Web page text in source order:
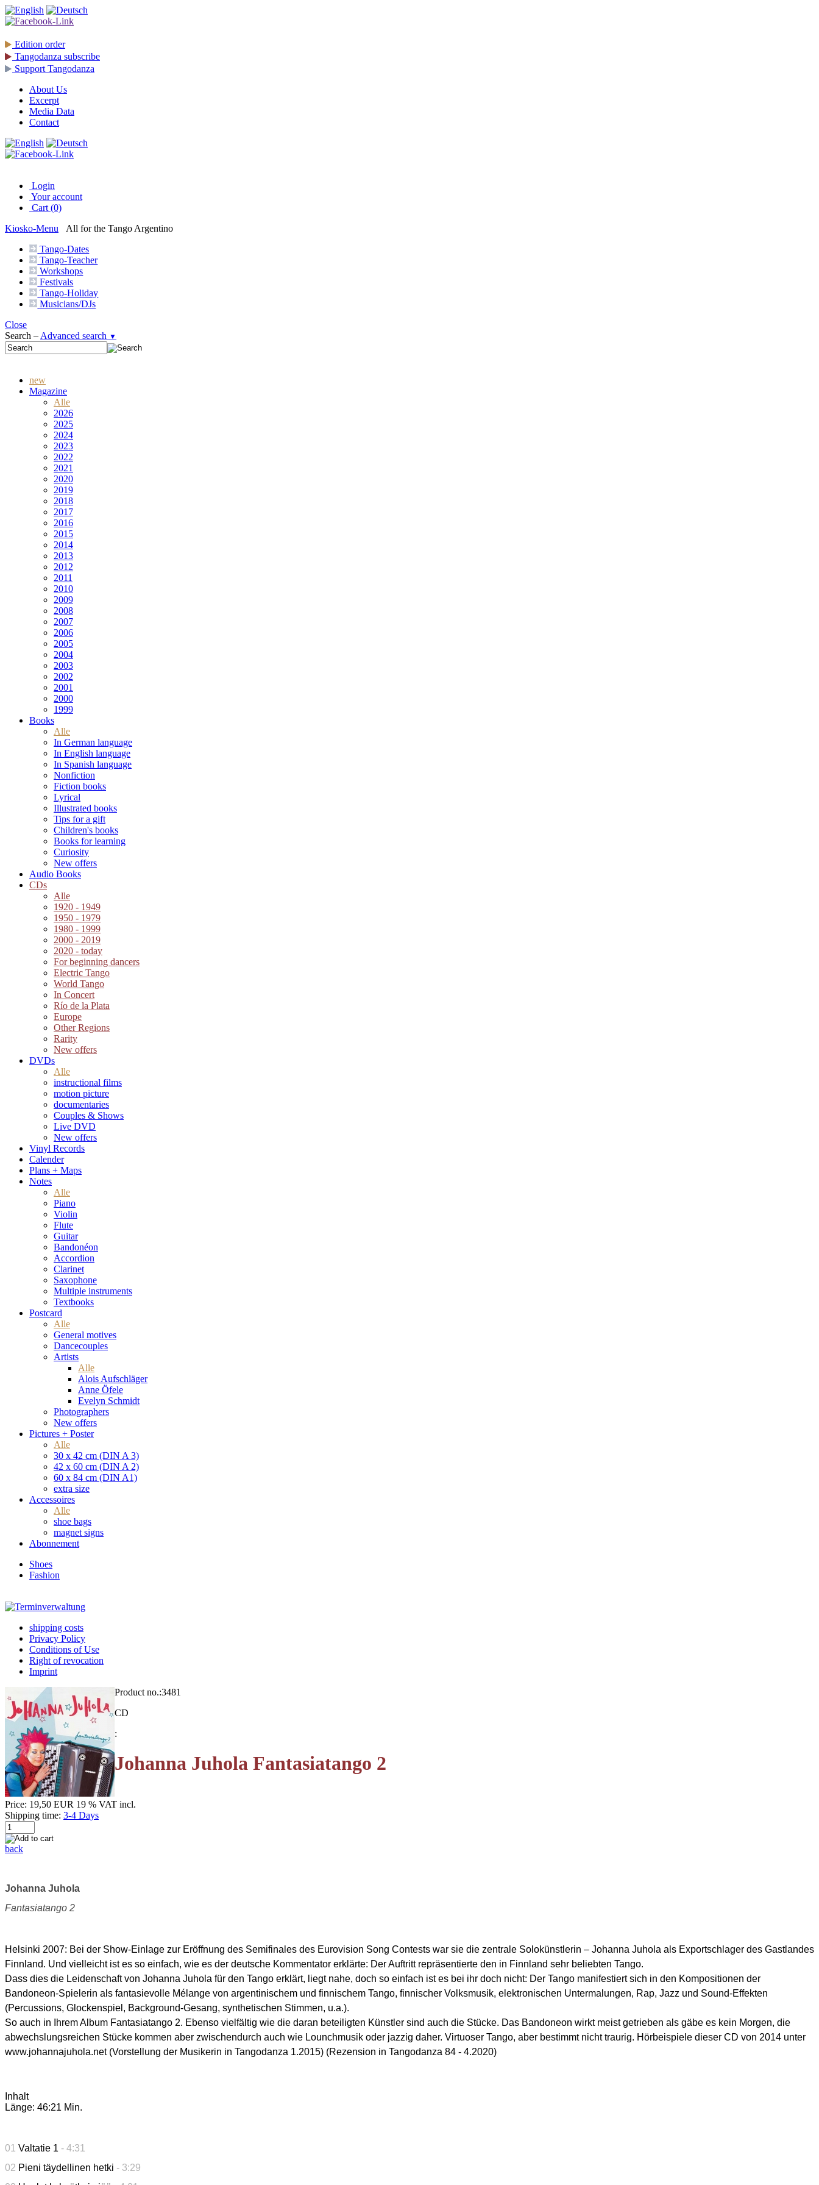
Edition order
Tangodanza subscribe
Support Tangodanza
About Us
Excerpt
Media Data
Contact
Login
Your account
Cart (0)
Kiosko-Menu
All for the Tango Argentino
Tango-Dates
Tango-Teacher
Workshops
Festivals
Tango-Holiday
Musicians/DJs
Close
Search – Advanced search ▼
new
Magazine
Alle
2026
2025
2024
2023
2022
2021
2020
2019
2018
2017
2016
2015
2014
2013
2012
2011
2010
2009
2008
2007
2006
2005
2004
2003
2002
2001
2000
1999
Books
Alle
In German language
In English language
In Spanish language
Nonfiction
Fiction books
Lyrical
Illustrated books
Tips for a gift
Children's books
Books for learning
Curiosity
New offers
Audio Books
CDs
Alle
1920 - 1949
1950 - 1979
1980 - 1999
2000 - 2019
2020 - today
For beginning dancers
Electric Tango
World Tango
In Concert
Río de la Plata
Europe
Other Regions
Rarity
New offers
DVDs
Alle
instructional films
motion picture
documentaries
Couples & Shows
Live DVD
New offers
Vinyl Records
Calender
Plans + Maps
Notes
Alle
Piano
Violin
Flute
Guitar
Bandonéon
Accordion
Clarinet
Saxophone
Multiple instruments
Textbooks
Postcard
Alle
General motives
Dancecouples
Artists
Alle
Alois Aufschläger
Anne Öfele
Evelyn Schmidt
Photographers
New offers
Pictures + Poster
Alle
30 x 42 cm (DIN A 3)
42 x 60 cm (DIN A 2)
60 x 84 cm (DIN A1)
extra size
Accessoires
Alle
shoe bags
magnet signs
Abonnement
Shoes
Fashion
shipping costs
Privacy Policy
Conditions of Use
Right of revocation
Imprint
Product no.:3481
CD
:
Johanna Juhola Fantasiatango 2
Price: 19,50 EUR 19 % VAT incl.
Shipping time: 3-4 Days
back
Johanna Juhola
Fantasiatango 2
Helsinki 2007: Bei der Show-Einlage zur Eröffnung des Semifinales des Eurovision Song Contests war sie die zentrale Solokünstlerin – Johanna Juhola als Exportschlager des Gastlandes
Finnland. Und vielleicht ist es so einfach, wie es der deutsche Kommentator erklärte: Der Auftritt repräsentierte den in Finnland sehr beliebten Tango.
Dass dies die Leidenschaft von Johanna Juhola für den Tango erklärt, liegt nahe, doch so einfach ist es bei ihr doch nicht: Der Tango manifestiert sich in den Kompositionen der
Bandoneon-Spielerin als fantasievolle Mélange von argentinischem und finnischem Tango, finnischer Volksmusik, elektronischen Untermalungen, Rap, Jazz und Sound-Effekten
(Percussions, Glockenspiel, Background-Gesang, synthetischen Stimmen, u.a.).
So auch in Ihrem Album Fantasiatango 2. Ebenso vielfältig wie die daran beteiligten Künstler sind auch die Stücke. Das Bandoneon wirkt meist getrieben als gäbe es kein Morgen, die
abwechslungsreichen Stücke kommen aber zwischendurch auch wie Lounchmusik oder jazzig daher. Virtuoser Tango, aber bestimmt nicht traurig. Hörbeispiele dieser CD von 2014 unter
www.johannajuhola.net (Vorstellung der Musikerin in Tangodanza 1.2015) (Rezension in Tangodanza 84 - 4.2020)
Inhalt
Länge: 46:21 Min.
01 Valtatie 1 - 4:31
02 Pieni täydellinen hetki - 3:29